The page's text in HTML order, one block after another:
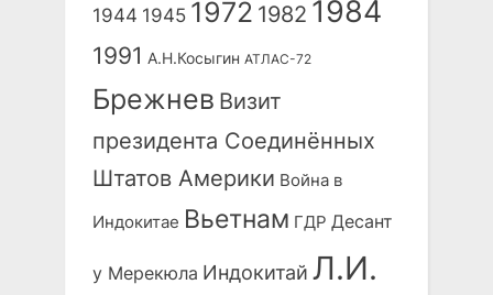
1944 1945 1972 1982 1984
1991 А.Н.Косыгин АТЛАС-72
Брежнев Визит
президента Соединённых
Штатов Америки Война в
Индокитае Вьетнам ГДР Десант
у Мерекюла Индокитай Л.И.